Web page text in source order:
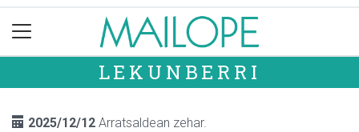
LEKUNBERRI
2025/12/12 Arratsaldean zehar.